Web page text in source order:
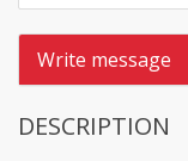
Write message
DESCRIPTION